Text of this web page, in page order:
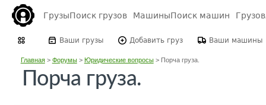
ГрузыПоиск грузов МашиныПоиск машин
Ваши грузы Добавить груз Ваши машины
Главная> Форумы> Юридические вопросы> Порча груза.
Порча груза.